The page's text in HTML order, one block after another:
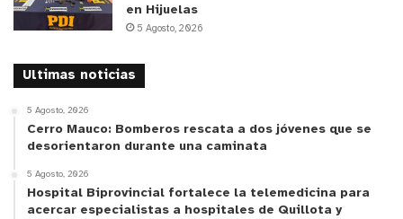
en Hijuelas
5 Agosto, 2026
Ultimas noticias
5 Agosto, 2026
Cerro Mauco: Bomberos rescata a dos jóvenes que se
desorientaron durante una caminata
5 Agosto, 2026
Hospital Biprovincial fortalece la telemedicina para
acercar especialistas a hospitales de Quillota y